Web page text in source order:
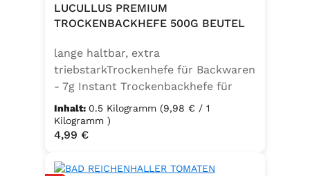
LUCULLUS PREMIUM
TROCKENBACKHEFE 500G BEUTEL
lange haltbar, extra
triebstarkTrockenhefe für Backwaren
- 7g Instant Trockenbackhefe für
500g Weizenmehl, entspricht 25g
FrischhefeZutaten: Trockenbackhefe,
Emulgator Sorbitanmonostearat
Inhalt: 0.5 Kilogramm (9,98 € / 1
Kilogramm )
Regulärer Preis:
4,99 €